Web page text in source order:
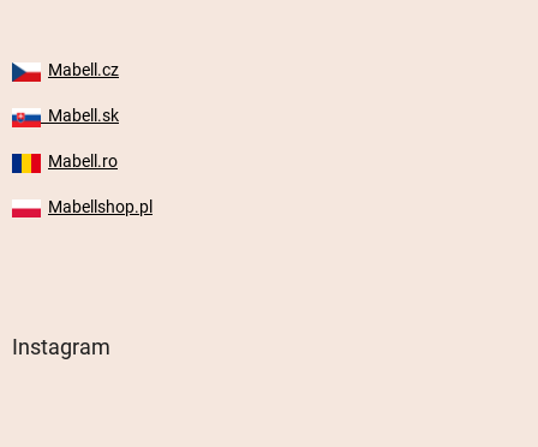
Mabell.cz
Mabell.sk
Mabell.ro
Mabellshop.pl
Instagram